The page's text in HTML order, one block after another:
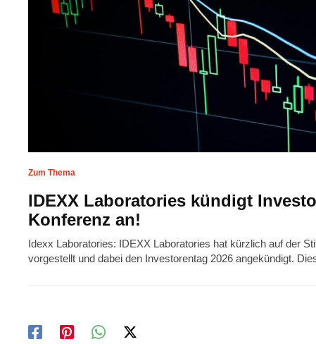
Zum Thema
IDEXX Laboratories kündigt
Konferenz an!
Idexx Laboratories: IDEXX Laboratories hat kürzlich auf der
vorgestellt und dabei den Investorentag 2026 angekündigt.